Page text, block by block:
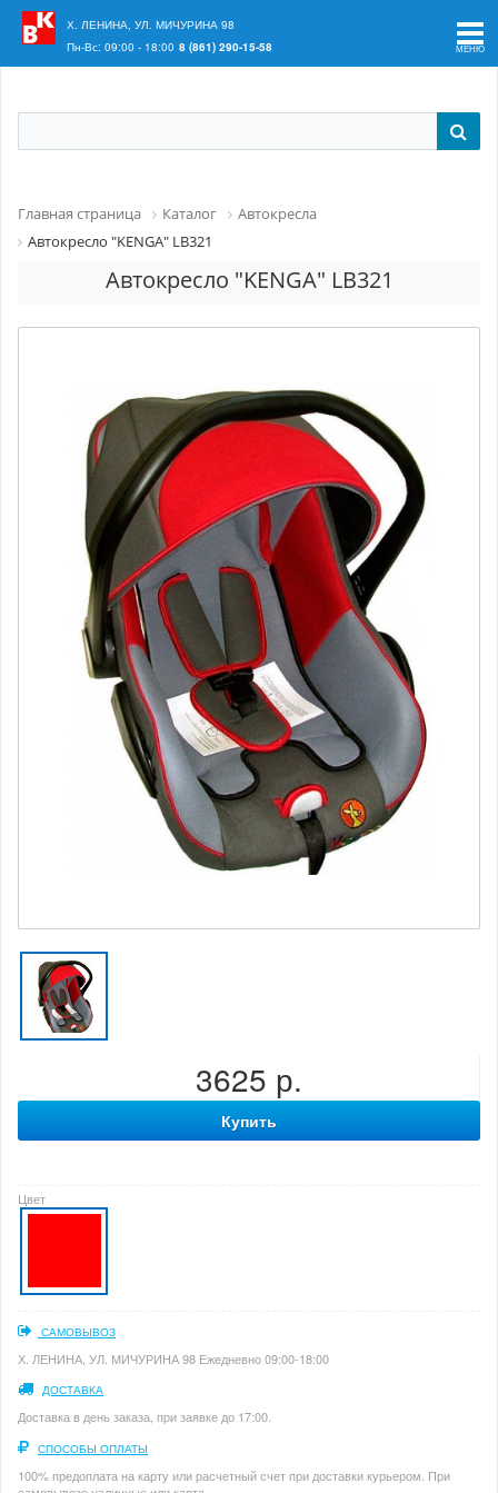
Ваш регион:
Х. ЛЕНИНА, УЛ. МИЧУРИНА 98
Пн-Вс: 09:00 - 18:00 8 (861) 290-15-58
Главная страница Каталог
Автокресла
Автокресло "KENGA" LB321
Автокресло "KENGA" LB321
3625 р.
Купить
Цвет
САМОВЫВОЗ
Х. ЛЕНИНА, УЛ. МИЧУРИНА 98 Ежедневно 09:00-18:00
ДОСТАВКА
Доставка в день заказа, при заявке до 17:00.
СПОСОБЫ ОПЛАТЫ
100% предоплата на карту или расчетный счет при доставки курьером. При